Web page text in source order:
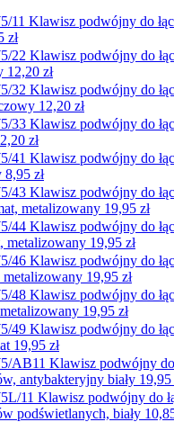
11 Klawisz podwójny do
zł
22 Klawisz podwójny do
12,20 zł
32 Klawisz podwójny do
12,20 zł
33 Klawisz podwójny do
zł
41 Klawisz podwójny do
8,95 zł
43 Klawisz podwójny do
metalizowany 19,95 zł
44 Klawisz podwójny do
metalizowany 19,95 zł
46 Klawisz podwójny do
metalizowany 19,95 zł
48 Klawisz podwójny do
19,95 zł
49 Klawisz podwójny do
19,95 zł
AB11 Klawisz podwójny
antybakteryjny biały 19,95
11 Klawisz podwójny do
podświetlanych, biały